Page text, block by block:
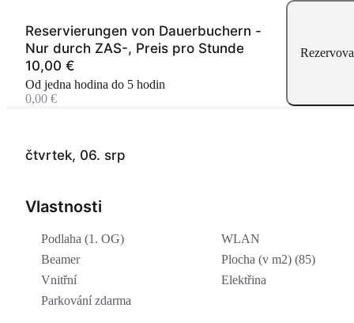
čtvrtek, 06. srp
Vlastnosti
Podlaha (1. OG)
WLAN
Beamer
Plocha (v m2) (85)
Vnitřní
Elektřina
Parkování zdarma
Reservierungen von Dauerbuchern -
Nur durch ZAS-, Preis pro Stunde
10,00 €
Od jedna hodina do 5 hodin
0,00 €